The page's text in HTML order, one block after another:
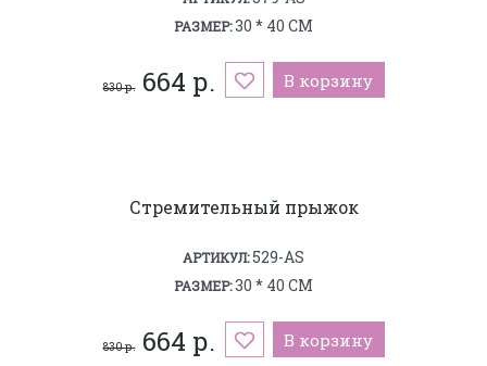
РАЗМЕР:30 * 40 СМ
830 р.664 р. В корзину
Стремительный прыжок
АРТИКУЛ:529-AS
РАЗМЕР:30 * 40 СМ
830 р.664 р. В корзину